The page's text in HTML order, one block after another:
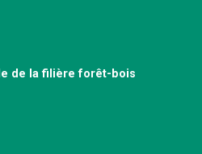
de la filière forêt-bois